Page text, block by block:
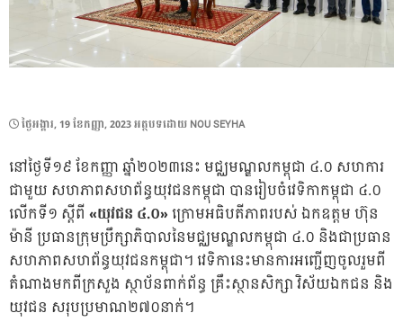
POSTED
ថ្ងៃ​អង្គារ, 19 ខែ​កញ្ញា, 2023អត្ថបទដោយ NOU SEYHA
នៅថ្ងៃទី១៩ ខែកញ្ញា ឆ្នាំ២០២៣នេះ មជ្ឈមណ្ឌលកម្ពុជា ៤.០ សហការ
ជាមួយ សហភាពសហព័ន្ធយុវជនកម្ពុជា បានរៀបចំវេទិកាកម្ពុជា ៤.០
លើកទី១ ស្តីពី«យុវជន ៤.០»ក្រោមអធិបតីភាពរបស់ ឯកឧត្តម ហ៊ុន
ម៉ានី ប្រធានក្រុមប្រឹក្សាភិបាលនៃមជ្ឈមណ្ឌលកម្ពុជា ៤.០ និងជាប្រធាន
សហភាពសហព័ន្ធយុវជនកម្ពុជា។ វេទិកានេះមានការអញ្ជើញចូលរួមពី
តំណាងមកពីក្រសួង ស្ថាប័នពាក់ព័ន្ធ គ្រឹះស្ថានសិក្សា វិស័យឯកជន និង
យុវជន សរុបប្រមាណ២៧០នាក់។